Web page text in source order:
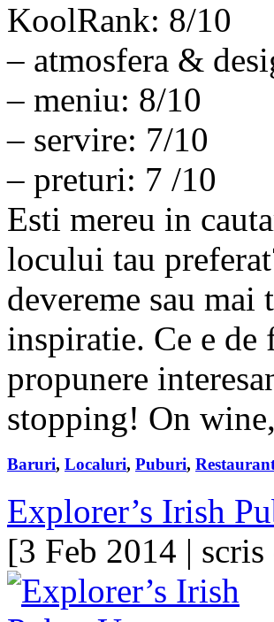
KoolRank: 8/10
– atmosfera &
– meniu: 8/10
– servire: 7/10
– preturi: 7 /10
Esti mereu in
locului tau
devereme sau
inspiratie. Ce e de
propunere
stopping! On
Baruri, Localuri, Puburi,
Explorer’s Irish
[3 Feb 2014 | scris